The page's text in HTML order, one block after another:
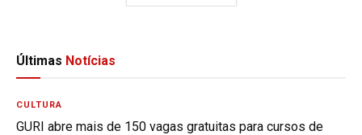
Últimas Notícias
CULTURA
GURI abre mais de 150 vagas gratuitas para cursos de